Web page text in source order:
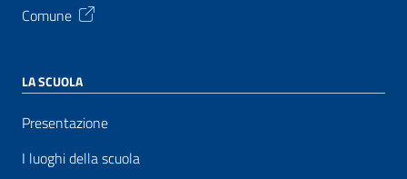
Comune
LA SCUOLA
Presentazione
I luoghi della scuola